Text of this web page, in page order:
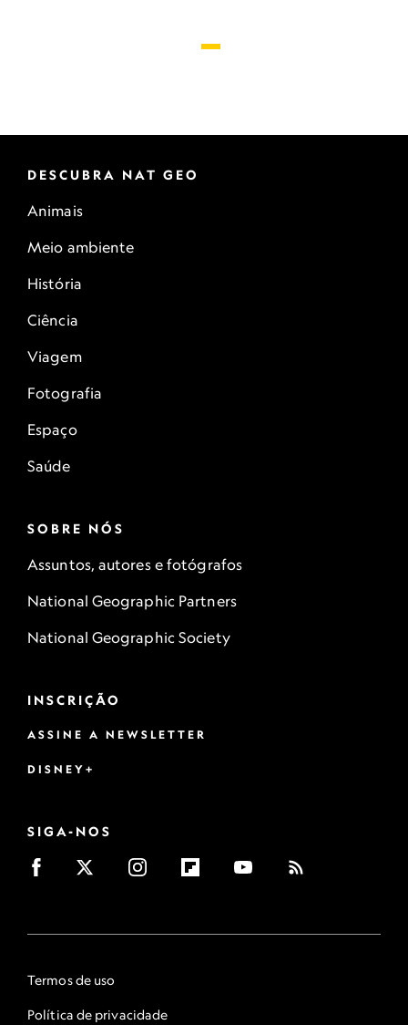
DESCUBRA NAT GEO
Animais
Meio ambiente
História
Ciência
Viagem
Fotografia
Espaço
Saúde
SOBRE NÓS
Assuntos, autores e fotógrafos
National Geographic Partners
National Geographic Society
INSCRIÇÃO
ASSINE A NEWSLETTER
DISNEY+
SIGA-NOS
Termos de uso
Política de privacidade